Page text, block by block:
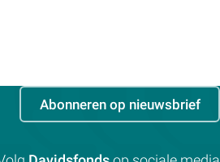
Abonneren op nieuwsbrief